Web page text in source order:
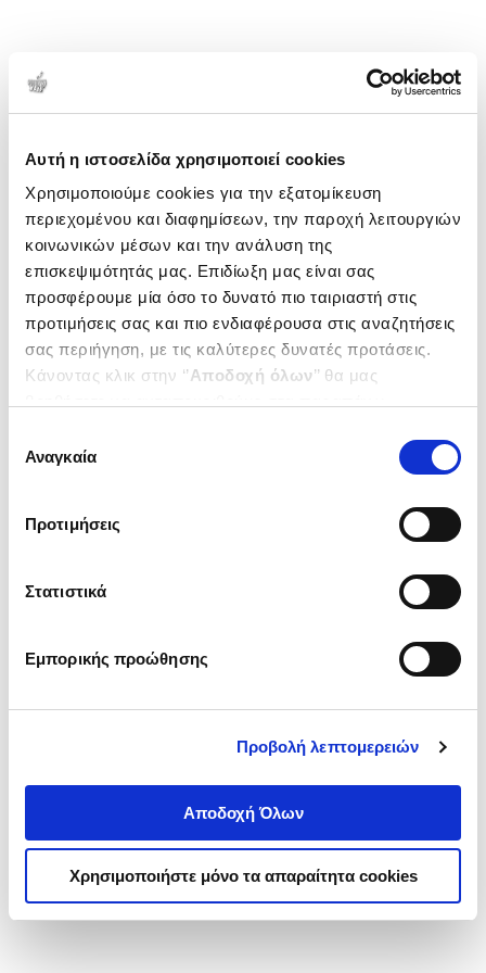
Αυτή η ιστοσελίδα χρησιμοποιεί cookies
Χρησιμοποιούμε cookies για την εξατομίκευση
περιεχομένου και διαφημίσεων, την παροχή λειτουργιών
κοινωνικών μέσων και την ανάλυση της
επισκεψιμότητάς μας. Επιδίωξη μας είναι σας
προσφέρουμε μία όσο το δυνατό πιο ταιριαστή στις
προτιμήσεις σας και πιο ενδιαφέρουσα στις αναζητήσεις
σας περιήγηση, με τις καλύτερες δυνατές προτάσεις.
Κάνοντας κλικ στην ‘’Αποδοχή όλων’’ θα μας
ενδιαφέρουν και να επιλέξετε από τα παρακάτω με την
΄΄και να ενημερωθείτε σχετικά με
συγκατάθεσης
Αναγκαία
Προτιμήσεις
Στατιστικά
Εμπορικής προώθησης
Προβολή λεπτομερειών
Αποδοχή Όλων
Χρησιμοποιήστε μόνο τα απαραίτητα cookies